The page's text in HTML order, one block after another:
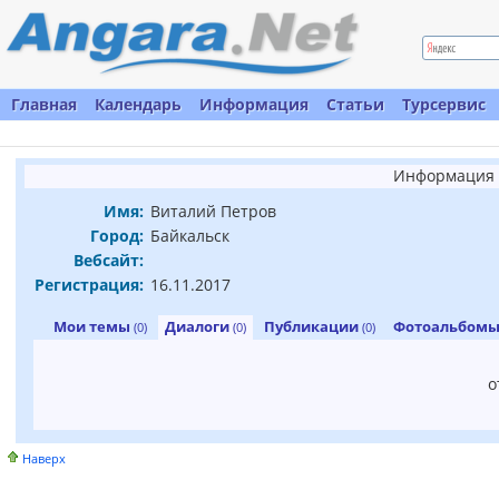
Главная Календарь Информация Статьи Турсервис
Информация
Имя: Виталий Петров
Город: Байкальск
Вебсайт:
Регистрация: 16.11.2017
Мои темы (0) Диалоги (0) Публикации (0)
Наверх